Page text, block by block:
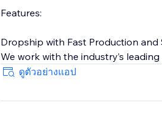
Features:
Dropship with Fast Production and
We work with the industry’s
our selection of beauty products
ดูตัวอย่างแอป